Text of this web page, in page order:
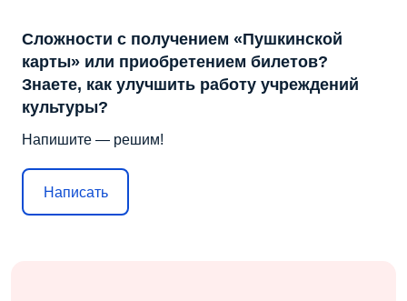
Сложности с получением «Пушкинской
карты» или приобретением билетов?
Знаете, как улучшить работу учреждений
культуры?
Напишите — решим!
Написать